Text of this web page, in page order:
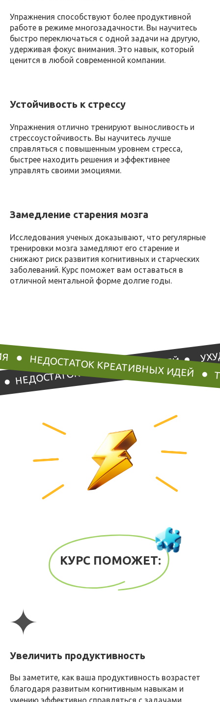
Упражнения способствуют более продуктивной
работе в режиме многозадачности. Вы научитесь
быстро переключаться с одной задачи на другую,
удерживая фокус внимания. Это навык, который
ценится в любой современной компании.
Устойчивость к стрессу
Упражнения отлично тренируют выносливость и
стрессоустойчивость. Вы научитесь лучше
справляться с повышенным уровнем стресса,
быстрее находить решения и эффективнее
управлять своими эмоциями.
Замедление старения мозга
Исследования ученых доказывают, что регулярные
тренировки мозга замедляют его старение и
снижают риск развития когнитивных и старческих
заболеваний. Курс поможет вам оставаться в
отличной ментальной форме долгие годы.
НЕДОСТАТОК КРЕАТИВНЫХ ИДЕЙ
НЕДОСТАТОК КРЕАТИВНЫХ ИДЕЙ
КУРС ПОМОЖЕТ:
Увеличить продуктивность
Вы заметите, как ваша продуктивность возрастет
благодаря развитым когнитивным навыкам и
умению эффективно справляться с задачами.
Запишитесь на
консультацию